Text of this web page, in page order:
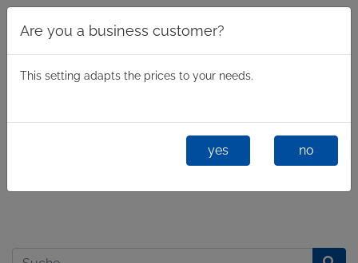
Are you a business customer?
This setting adapts the prices to your needs.
yes no